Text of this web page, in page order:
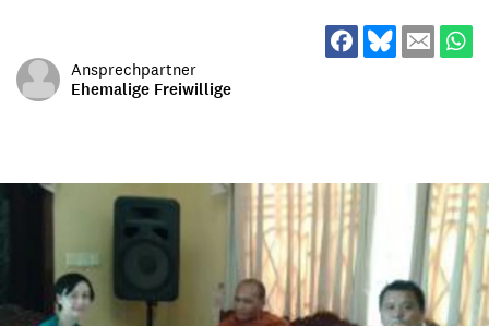
Ansprechpartner
Ehemalige Freiwillige